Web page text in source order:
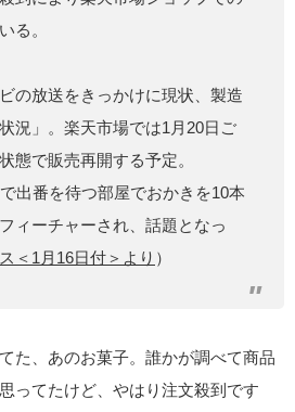
る。
の放送をきっかけに現状、製造
況」。楽天市場では1月20日ご
態で販売再開する予定。
出番を待つ部屋でおかきを10本
ィーチャーされ、話題となっ
＜1月16日付＞より ）
た、あのお菓子。誰かが調べて商品
ってたけど、やはり注文殺到です